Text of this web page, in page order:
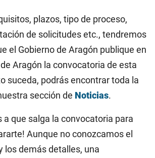
plazos, tipo de proceso,
de solicitudes etc., tendremos
el Gobierno de Aragón publique en
Aragón la convocatoria de esta
suceda, podrás encontrar toda la
sección de Noticias.
a que salga la convocatoria para
Aunque no conozcamos el
los demás detalles, una